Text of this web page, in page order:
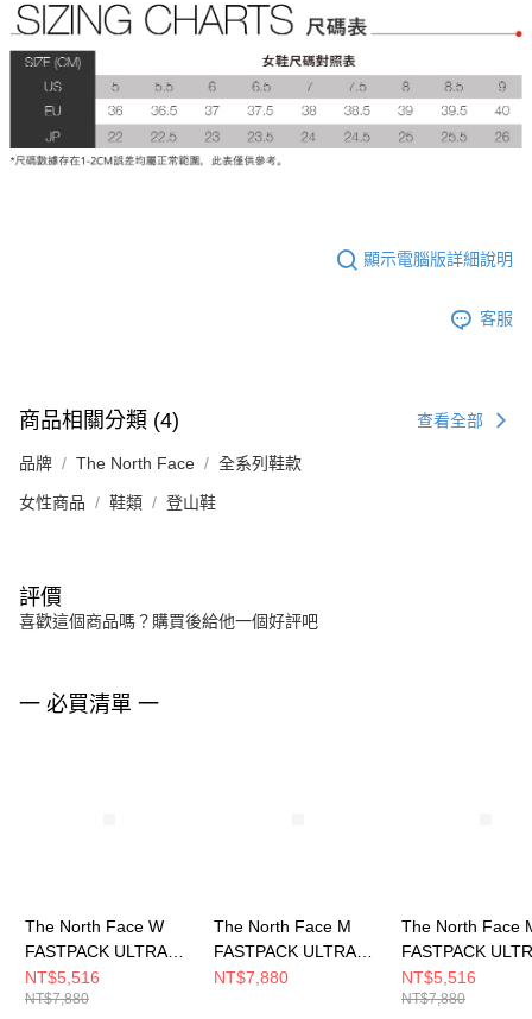
顯示電腦版詳細說明
客服
商品相關分類 (4) 查看全部
品牌 The North Face 全系列鞋款
女性商品 鞋類 登山鞋
評價
喜歡這個商品嗎？購買後給他一個好評吧
一 必買清單 一
The North Face W
FASTPACK ULTRA
GORE-TEX 女 登山鞋
NF0A8D9YVMI
NT$5,516
NT$7,880
The North Face M
FASTPACK ULTRA
GORE-TEX 男 登山鞋
NT$7,880
The North Face
FASTPACK
GORE-TEX 男
NF0A8D9XC89
NT$5,516
NT$7,880